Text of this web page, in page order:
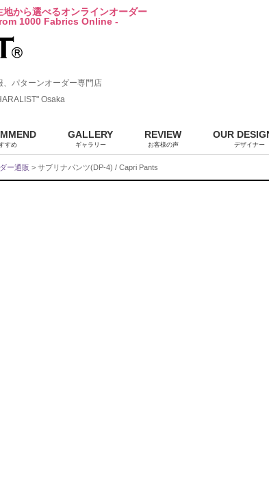
から選べるオンラインオーダー
1000 Fabrics Online -
パターンオーダー専門店
Osaka
すめ
GALLERY
ギャラリー
REVIEW
お客様の声
OUR
デザイナー
ー通販 > サブリナパンツ(DP-4) / Capri Pants